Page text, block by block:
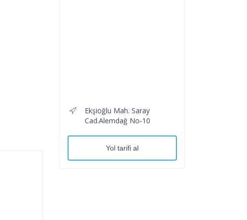
Ekşioğlu Mah. Saray
Cad.Alemdağ No-10
Yol tarifi al